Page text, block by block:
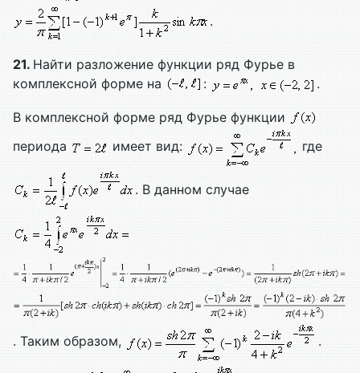
.
21. Найти разложение функции ряд Фурье в
комплексной форме на
: .
В комплексной форме ряд Фурье функции
периода
имеет вид: где
. В данном случае
. Таким образом, .